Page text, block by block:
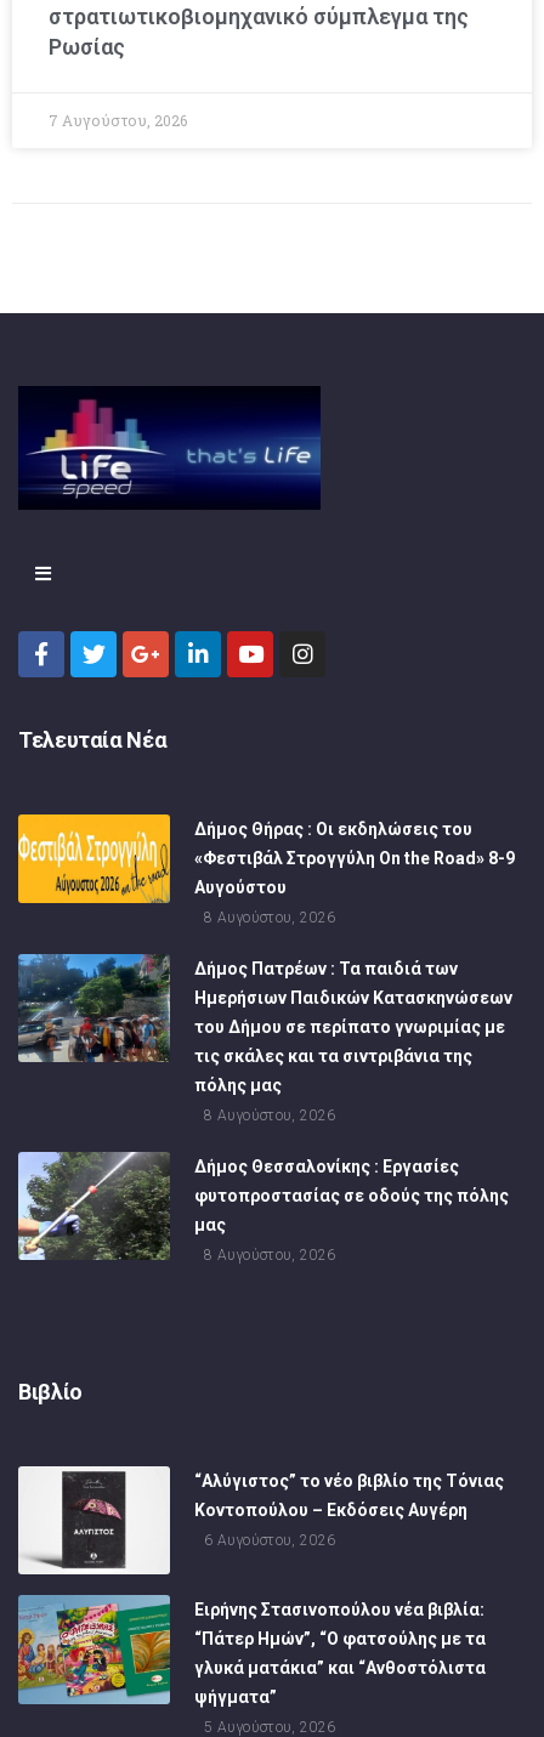
στρατιωτικοβιομηχανικό σύμπλεγμα της
Ρωσίας
7 Αυγούστου, 2026
Τελευταία Νέα
Δήμος Θήρας : Οι εκδηλώσεις του
«Φεστιβάλ Στρογγύλη On the Road» 8-9
Αυγούστου
8 Αυγούστου, 2026
Δήμος Πατρέων : Τα παιδιά των
Ημερήσιων Παιδικών Κατασκηνώσεων
του Δήμου σε περίπατο γνωριμίας με
τις σκάλες και τα σιντριβάνια της
πόλης μας
8 Αυγούστου, 2026
Δήμος Θεσσαλονίκης : Εργασίες
φυτοπροστασίας σε οδούς της πόλης
μας
8 Αυγούστου, 2026
Βιβλίο
“Αλύγιστος” το νέο βιβλίο της Τόνιας
Κοντοπούλου – Εκδόσεις Αυγέρη
6 Αυγούστου, 2026
Ειρήνης Στασινοπούλου νέα βιβλία:
“Πάτερ Ημών”, “Ο φατσούλης με τα
γλυκά ματάκια” και “Ανθοστόλιστα
ψήγματα”
5 Αυγούστου, 2026